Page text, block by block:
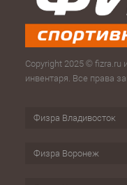
Copyright 2025 © fizra.ru
инвентаря. Все права
Физра Владивосток
Физра Воронеж